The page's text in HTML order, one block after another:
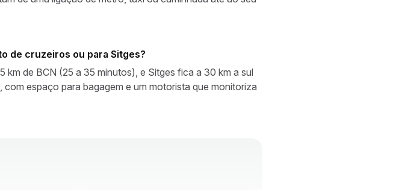
de cruzeiros ou para Sitges?
km de BCN (25 a 35 minutos), e Sitges fica a 30 km a sul
espaço para bagagem e um motorista que monitoriza